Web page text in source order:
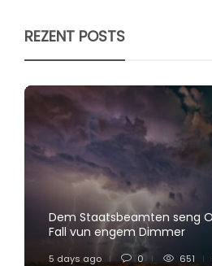
REZENT POSTS
Dem Staatsbeamten seng
Fall vun engem Dimmer
5 days ago 0 651